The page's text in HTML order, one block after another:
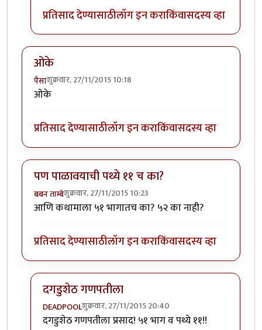
प्रतिसाद देण्यासाठीलॉग इन कराकिंवासदस्य व्हा
ओके
पैसाशुक्रवार, 27/11/2015 10:18
ओके
प्रतिसाद देण्यासाठीलॉग इन कराकिंवासदस्य व्हा
पण पाळावयाची पथ्ये ११ च का?
बबन ताम्बेशुक्रवार, 27/11/2015 10:23
आणि कथामाला ५१ भागातच का? ५२ का नाही?
प्रतिसाद देण्यासाठीलॉग इन कराकिंवासदस्य व्हा
दगडुशेठ गणपतीला
DEADPOOLशुक्रवार, 27/11/2015 20:40
In reply toपण पाळावयाची पथ्ये ११ च का?by
दगडुशेठ गणपतीला प्रसाद! ५१ भाग व पथ्ये ११!!